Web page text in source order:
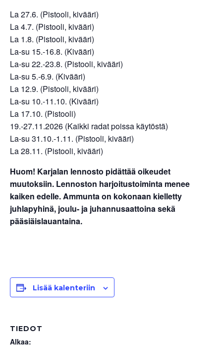
La 27.6. (Pistooli, kivääri)
La 4.7. (Pistooli, kivääri)
La 1.8. (Pistooli, kivääri)
La-su 15.-16.8. (Kivääri)
La-su 22.-23.8. (Pistooli, kivääri)
La-su 5.-6.9. (Kivääri)
La 12.9. (Pistooli, kivääri)
La-su 10.-11.10. (Kivääri)
La 17.10. (Pistooli)
19.-27.11.2026 (Kaikki radat poissa käytöstä)
La-su 31.10.-1.11. (Pistooli, kivääri)
La 28.11. (Pistooli, kivääri)
Huom! Karjalan lennosto pidättää oikeudet
muutoksiin. Lennoston harjoitustoiminta menee
kaiken edelle. Ammunta on kokonaan kielletty
juhlapyhinä, joulu- ja juhannusaattoina sekä
pääsiäislauantaina.
Lisää kalenteriin
TIEDOT
Alkaa: